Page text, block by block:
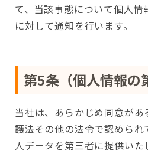
て、当該事態について個人
に対して通知を行います。
第5条（個人情報の
当社は、あらかじめ同意が
護法その他の法令で認めら
人データを第三者に提供いた